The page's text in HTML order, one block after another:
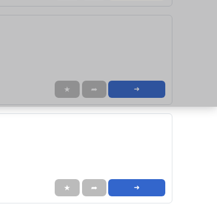
★ ➦ ➜
★ ➦ ➜